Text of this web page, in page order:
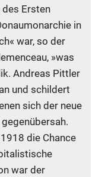
Ersten
in
war, so der
»was
Andreas Pittler
und schildert
sich der neue
die Chance
war der